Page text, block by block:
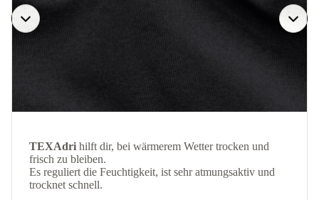
TEXAdri hilft dir, bei wärmerem Wetter trocken und
frisch zu bleiben.
Es reguliert die Feuchtigkeit, ist sehr atmungsaktiv und
trocknet schnell.